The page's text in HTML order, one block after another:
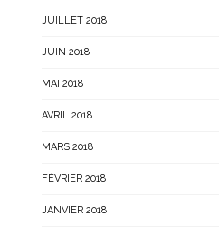
JUILLET 2018
JUIN 2018
MAI 2018
AVRIL 2018
MARS 2018
FÉVRIER 2018
JANVIER 2018